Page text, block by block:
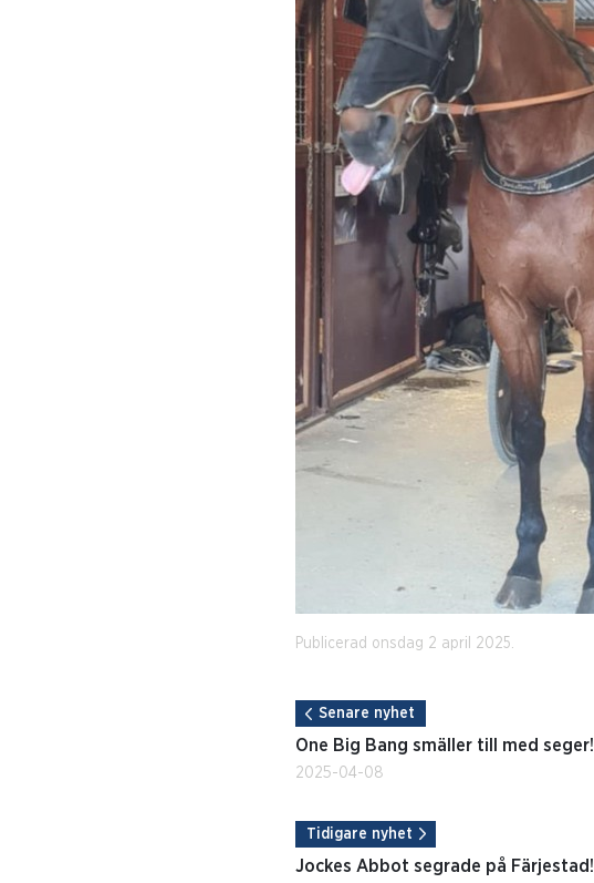
Publicerad onsdag 2 april 2025.
Senare nyhet
One Big Bang smäller till med seger!
2025-04-08
Tidigare nyhet
Jockes Abbot segrade på Färjestad!